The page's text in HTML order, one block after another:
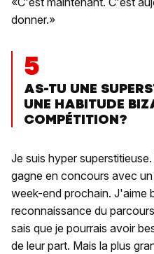
donner.»
5
AS-TU UNE
UNE HABITUDE
COMPÉTITION?
Je suis hyper
gagne en concours avec
week-end prochain. J'aime
reconnaissance du
sais que je pourrais avoir
de leur part. Mais la plus